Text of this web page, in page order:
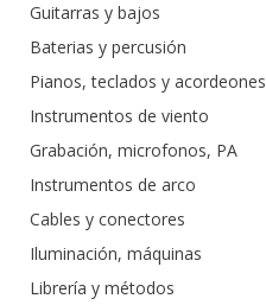
Guitarras y bajos
Baterias y percusión
Pianos, teclados y acordeones
Instrumentos de viento
Grabación, microfonos, PA
Instrumentos de arco
Cables y conectores
Iluminación, máquinas
Librería y métodos